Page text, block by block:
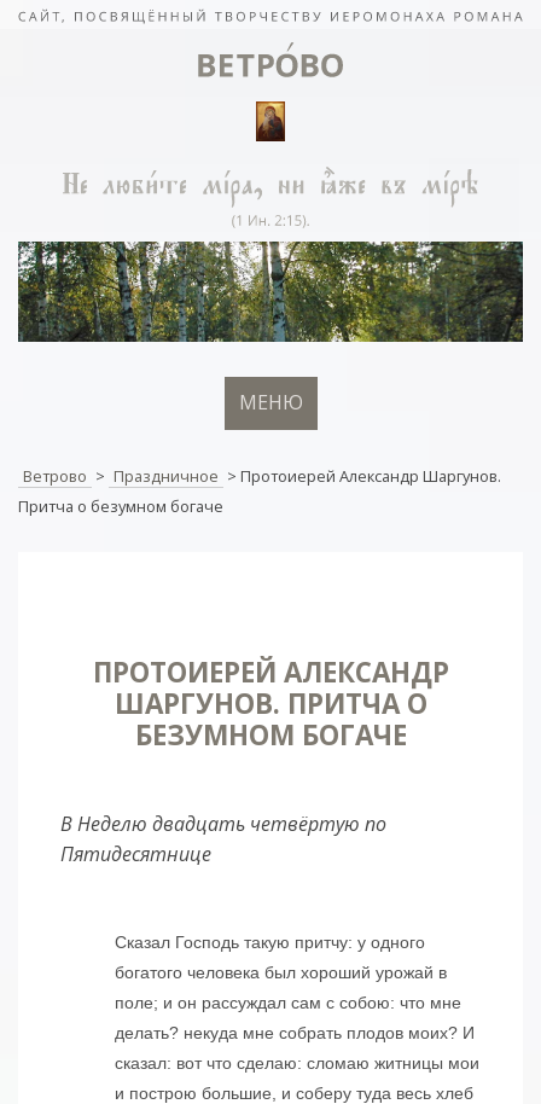
МЕНЮ
Ветрово > Праздничное > Протоиерей Александр Шаргунов.
Притча о безумном богаче
ПРОТОИЕРЕЙ АЛЕКСАНДР
ШАРГУНОВ. ПРИТЧА О
БЕЗУМНОМ БОГАЧЕ
В Неделю двадцать четвёртую по
Пятидесятнице
Сказал Господь такую притчу: у одного
богатого человека был хороший урожай в
поле; и он рассуждал сам с собою: что мне
делать? некуда мне собрать плодов моих? И
сказал: вот что сделаю: сломаю житницы мои
и построю большие, и соберу туда весь хлеб